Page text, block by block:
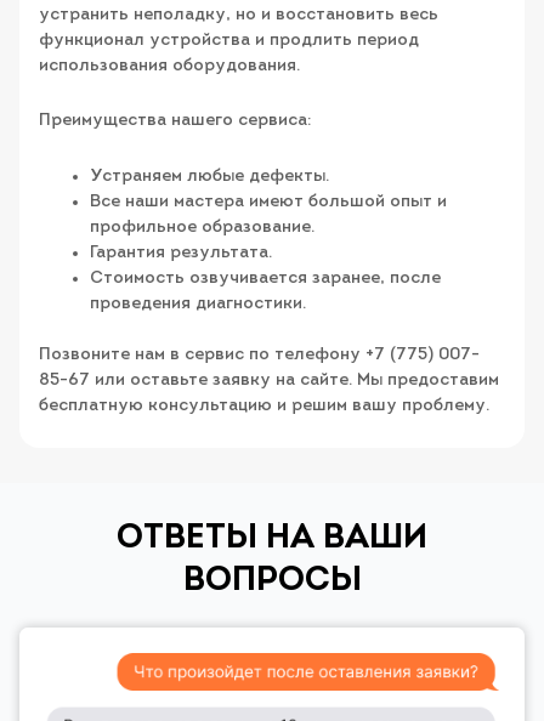
устранить неполадку, но и восстановить весь
функционал устройства и продлить период
использования оборудования.
Преимущества нашего сервиса:
Устраняем любые дефекты.
Все наши мастера имеют большой опыт и
профильное образование.
Гарантия результата.
Стоимость озвучивается заранее, после
проведения диагностики.
Позвоните нам в сервис по телефону +7 (775) 007-
85-67 или оставьте заявку на сайте. Мы предоставим
бесплатную консультацию и решим вашу проблему.
ОТВЕТЫ НА ВАШИ
ВОПРОСЫ